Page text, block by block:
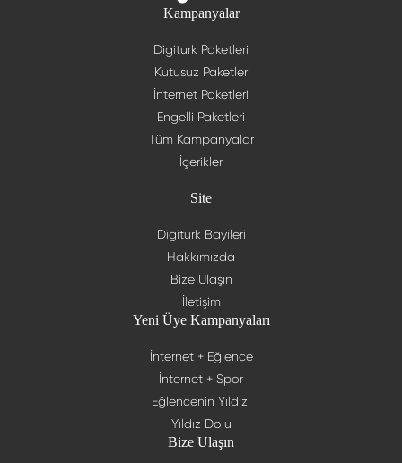
Kampanyalar
Digiturk Paketleri
Kutusuz Paketler
İnternet Paketleri
Engelli Paketleri
Tüm Kampanyalar
İçerikler
Site
Digiturk Bayileri
Hakkımızda
Bize Ulaşın
İletişim
Yeni Üye Kampanyaları
İnternet + Eğlence
İnternet + Spor
Eğlencenin Yıldızı
Yıldız Dolu
Bize Ulaşın